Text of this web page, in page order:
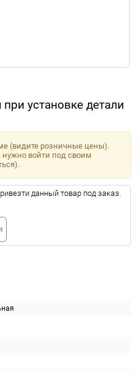
установке детали
(видите розничные цены).
войти под своим
данный товар под заказ.